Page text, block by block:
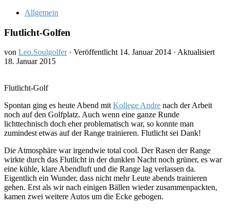
Allgemein
Flutlicht-Golfen
von Leo.Soulgolfer · Veröffentlicht 14. Januar 2014 · Aktualisiert
18. Januar 2015
Flutlicht-Golf
Spontan ging es heute Abend mitKollege Andre nach der Arbeit
noch auf den Golfplatz. Auch wenn eine ganze Runde
lichttechnisch doch eher problematisch war, so konnte man
zumindest etwas auf der Range trainieren. Flutlicht sei Dank!
Die Atmosphäre war irgendwie total cool. Der Rasen der Range
wirkte durch das Flutlicht in der dunklen Nacht noch grüner, es war
eine kühle, klare Abendluft und die Range lag verlassen da.
Eigentlich ein Wunder, dass nicht mehr Leute abends trainieren
gehen. Erst als wir nach einigen Bällen wieder zusammenpackten,
kamen zwei weitere Autos um die Ecke gebogen.